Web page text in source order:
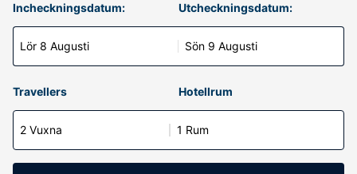
Incheckningsdatum:
Lör 8 Augusti
Utcheckningsdatum:
Sön 9 Augusti
Travellers Hotellrum
2 Vuxna 1 Rum